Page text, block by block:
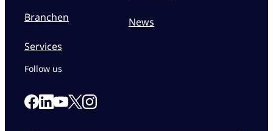
Branchen
Services
News
Follow us
Link to our Facebook page
Link to our Linkedin page
Link to our Youtube page
Link to our X page
Link to our Instagram page